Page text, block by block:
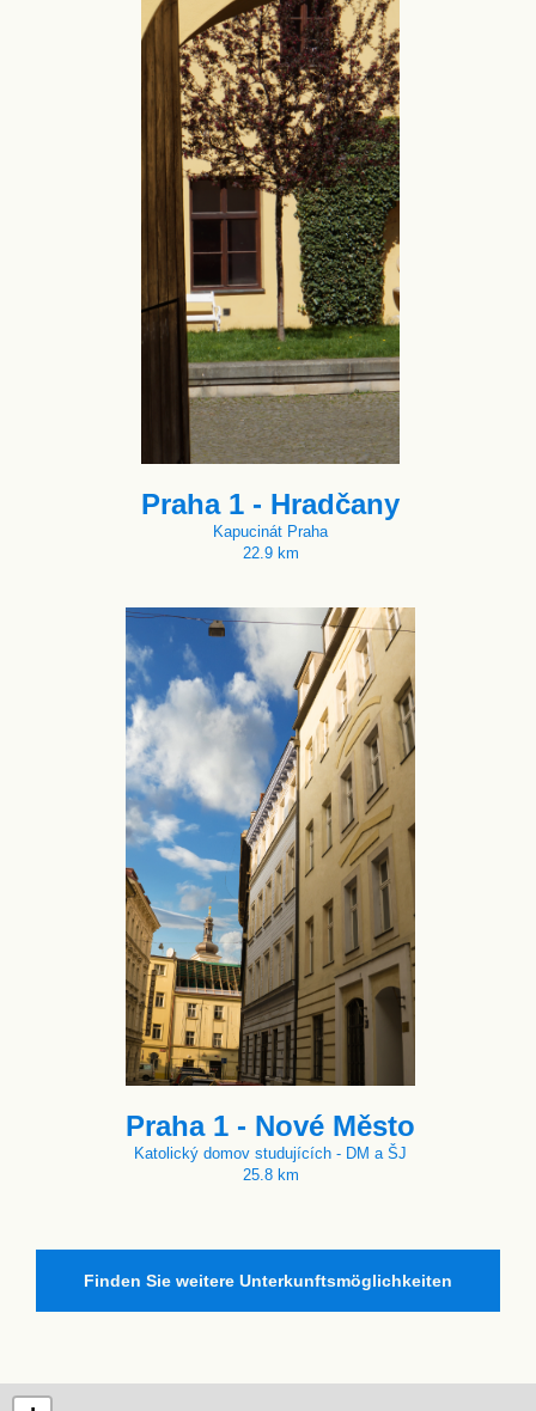
Praha 1 - Hradčany
Kapucinát Praha
22.9 km
Praha 1 - Nové Město
Katolický domov studujících - DM a ŠJ
25.8 km
Finden Sie weitere Unterkunftsmöglichkeiten